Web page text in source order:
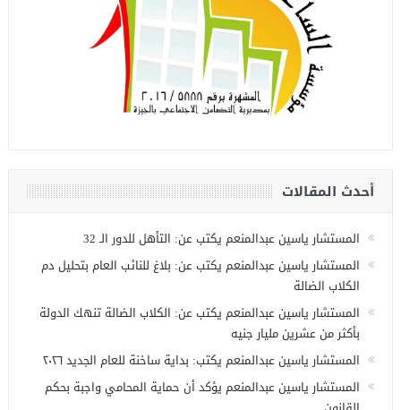
أحدث المقالات
المستشار ياسين عبدالمنعم يكتب عن: التأهل للدور الـ 32
المستشار ياسين عبدالمنعم يكتب عن: بلاغ للنائب العام بتحليل دم
الكلاب الضالة
المستشار ياسين عبدالمنعم يكتب عن: الكلاب الضالة تنهك الدولة
بأكثر من عشرين مليار جنيه
المستشار ياسين عبدالمنعم يكتب: بداية ساخنة للعام الجديد ٢٠٢٦
المستشار ياسين عبدالمنعم يؤكد أن حماية المحامي واجبة بحكم